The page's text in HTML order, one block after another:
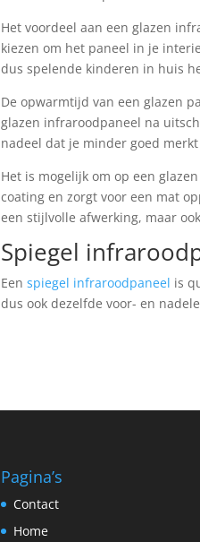
Het voordeel aan een glazen
kiezen om het paneel in je
dus spelende kinderen in huis
De opwarmtijd van een glazen
glazen infraroodpaneel na
nadeel dat je minder goed
Het is mogelijk om op een
coating en zorgt voor een mat
een stijlvolle afwerking, maar
Spiegel
Een spiegel infraroodpaneel is
dus ook dezelfde voor- en
Pagina’s
Contact
Home